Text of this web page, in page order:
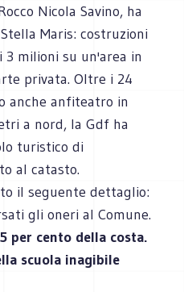
Nicola Savino, ha
Maris: costruzioni
milioni su un'area in
privata. Oltre i 24
anche anfiteatro in
a nord, la Gdf ha
turistico di
al catasto.
il seguente dettaglio:
gli oneri al Comune.
per cento della costa.
scuola inagibile